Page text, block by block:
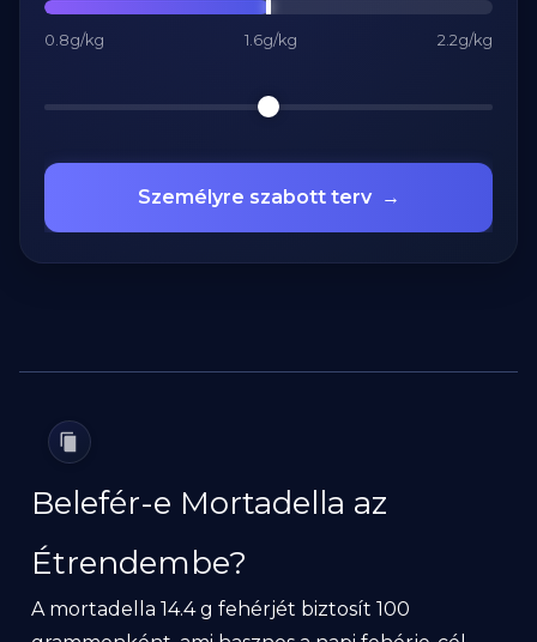
0.8g/kg 1.6g/kg 2.2g/kg
Személyre szabott terv →
Belefér-e Mortadella az
Étrendembe?
A mortadella 14.4 g fehérjét biztosít 100